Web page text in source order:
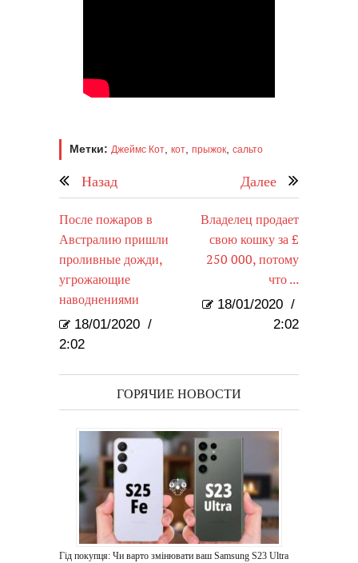
Метки: Джеймс Кот кот прыжок сальто
Назад Далее
После пожаров в
Австралию пришли
проливные дожди,
угрожающие
наводнениями
18/01/2020 /
2:02
Владелец продает
свою кошку за £
250 000, потому
что ...
18/01/2020 /
2:02
ГОРЯЧИЕ НОВОСТИ
Гід покупця: Чи варто змінювати ваш Samsung S23 Ultra